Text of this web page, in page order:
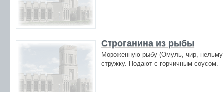
Строганина из рыбы
Мороженную рыбу (Омуль, чир,
стружку. Подают с горчичным соусом.